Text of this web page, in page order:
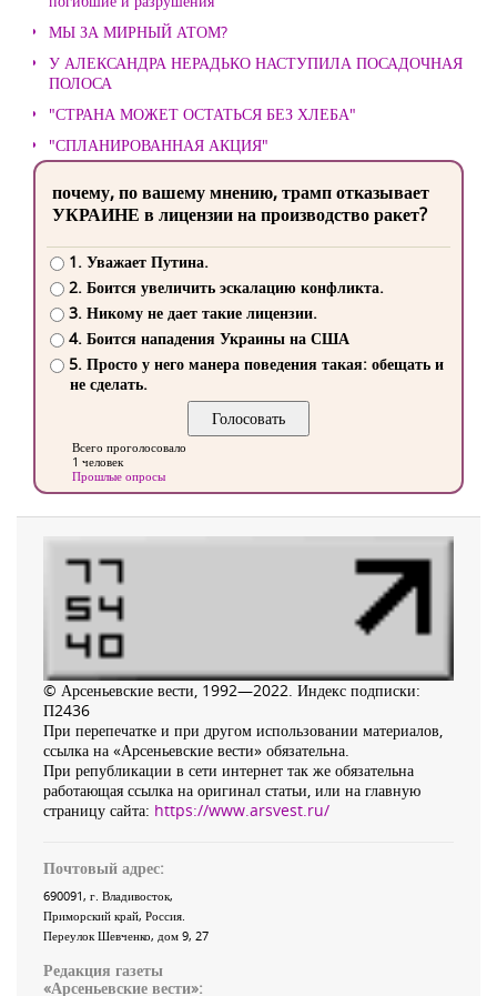
МЫ ЗА МИРНЫЙ АТОМ?
У АЛЕКСАНДРА НЕРАДЬКО НАСТУПИЛА ПОСАДОЧНАЯ
ПОЛОСА
"СТРАНА МОЖЕТ ОСТАТЬСЯ БЕЗ ХЛЕБА"
"СПЛАНИРОВАННАЯ АКЦИЯ"
почему, по вашему мнению, трамп отказывает
УКРАИНЕ в лицензии на производство ракет?
1. Уважает Путина.
2. Боится увеличить эскалацию конфликта.
3. Никому не дает такие лицензии.
4. Боится нападения Украины на США
5. Просто у него манера поведения такая: обещать и
не сделать.
Всего проголосовало
1 человек
Прошлые опросы
© Арсеньевские вести, 1992—2022. Индекс подписки:
П2436
При перепечатке и при другом использовании материалов,
ссылка на «Арсеньевские вести» обязательна.
При републикации в сети интернет так же обязательна
работающая ссылка на оригинал статьи, или на главную
страницу сайта: https://www.arsvest.ru/
Почтовый адрес:
690091, г. Владивосток,
Приморский край, Россия.
Переулок Шевченко, дом 9, 27
Редакция газеты
«Арсеньевские вести»: